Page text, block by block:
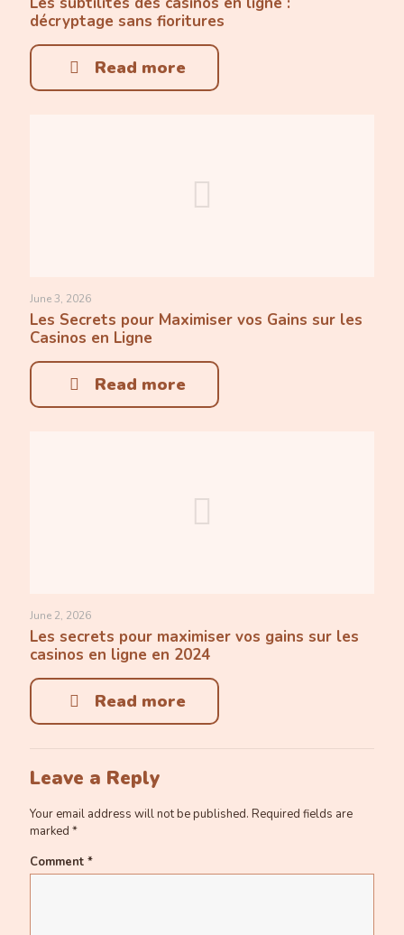
décryptage sans fioritures
Read more
June 3, 2026
Les Secrets pour Maximiser vos Gains sur les
Casinos en Ligne
Read more
June 2, 2026
Les secrets pour maximiser vos gains sur les
casinos en ligne en 2024
Read more
Leave a Reply
Your email address will not be published. Required fields are
marked *
Comment *